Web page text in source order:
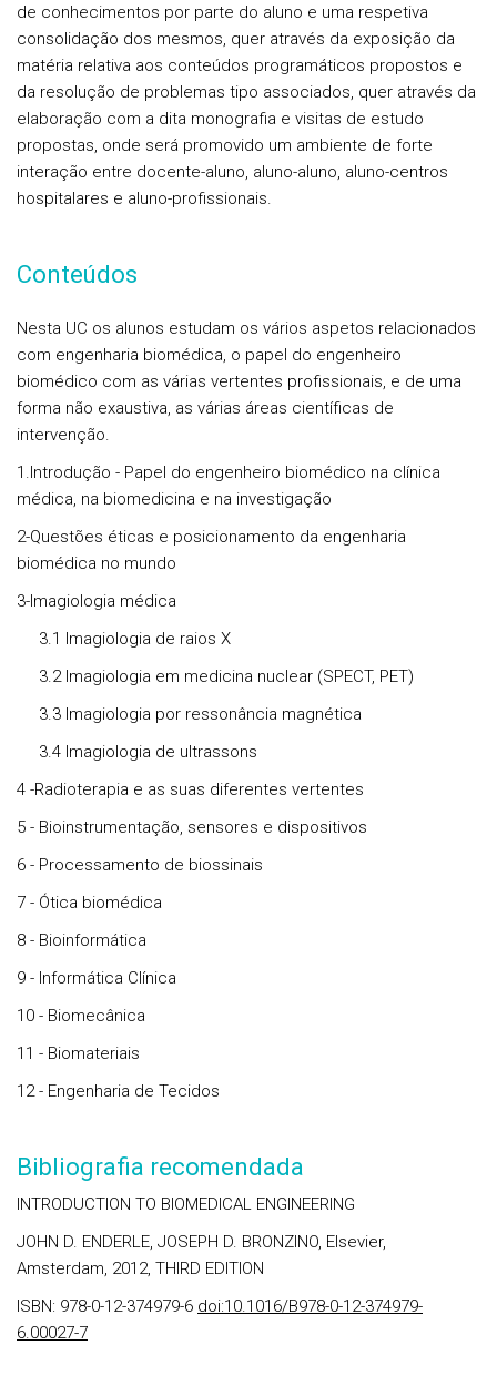
de conhecimentos por parte do aluno e uma respetiva
consolidação dos mesmos, quer através da exposição da
matéria relativa aos conteúdos programáticos propostos e
da resolução de problemas tipo associados, quer através da
elaboração com a dita monografia e visitas de estudo
propostas, onde será promovido um ambiente de forte
interação entre docente-aluno, aluno-aluno, aluno-centros
hospitalares e aluno-profissionais.
Conteúdos
Nesta UC os alunos estudam os vários aspetos relacionados
com engenharia biomédica, o papel do engenheiro
biomédico com as várias vertentes profissionais, e de uma
forma não exaustiva, as várias áreas científicas de
intervenção.
1.Introdução - Papel do engenheiro biomédico na clínica
médica, na biomedicina e na investigação
2-Questões éticas e posicionamento da engenharia
biomédica no mundo
3-Imagiologia médica
3.1 Imagiologia de raios X
3.2 Imagiologia em medicina nuclear (SPECT, PET)
3.3 Imagiologia por ressonância magnética
3.4 Imagiologia de ultrassons
4 -Radioterapia e as suas diferentes vertentes
5 - Bioinstrumentação, sensores e dispositivos
6 - Processamento de biossinais
7 - Ótica biomédica
8 - Bioinformática
9 - Informática Clínica
10 - Biomecânica
11 - Biomateriais
12 - Engenharia de Tecidos
Bibliografia recomendada
INTRODUCTION TO BIOMEDICAL ENGINEERING
JOHN D. ENDERLE, JOSEPH D. BRONZINO, Elsevier,
Amsterdam, 2012, THIRD EDITION
ISBN: 978-0-12-374979-6 doi:10.1016/B978-0-12-374979-
6.00027-7